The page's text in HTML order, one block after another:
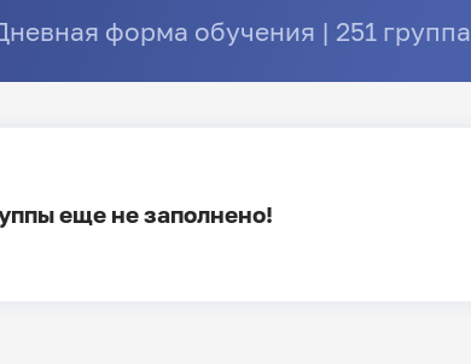
форма обучения | 251 группа
еще не заполнено!